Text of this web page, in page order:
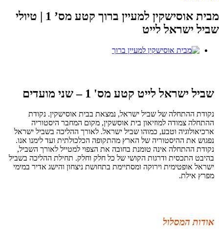
מבית אוסישקין למעיין ברוך קטע מס’ 1 | טיולי
שביל ישראל לייט
שביל ישראל לייט קטע מס' 1 – שני מועדים
נקודת ההתחלה של שביל ישראל, נמצאת בבית אוסישקין. נקודת
ההתחלה צמודה למוזיאון בית אוסשקין, מקום המחבר היסטוריה
ארכיאולוגיה וטבע, כמוהו שביל ישראל. לאורך ההליכה בשביל ישראל
נפגוש את ההיסטוריה של הארץ מהתקופה הכלכולתית ועד לימנו אנו.
נקודת ההתחלה אינה טומנת בחובה את הצפוי למטייל לאורך השביל,
בהיבט התכסית ודרגות הקושי של כל חלק וחלק. תחילת ההליכה בשביל
ישראל אופטימית וירוקה ומסתיימת בתחושת ניצחון והישג אדיר במימי
מפרץ אילת.
אודות המסלול